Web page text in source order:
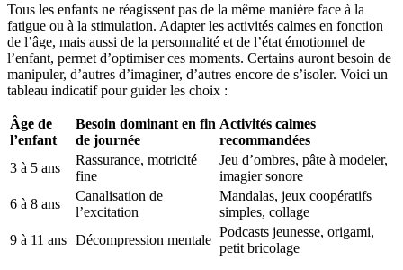
Tous les enfants ne réagissent pas de la même manière face à la
fatigue ou à la stimulation. Adapter les activités calmes en fonction
de l’âge, mais aussi de la personnalité et de l’état émotionnel de
l’enfant, permet d’optimiser ces moments. Certains auront besoin de
manipuler, d’autres d’imaginer, d’autres encore de s’isoler. Voici un
tableau indicatif pour guider les choix :
Âge de
l’enfant
Besoin dominant en fin
de journée
Activités calmes
recommandées
3 à 5 ans
Rassurance, motricité
fine
Jeu d’ombres, pâte à modeler,
imagier sonore
6 à 8 ans
Canalisation de
l’excitation
Mandalas, jeux coopératifs
simples, collage
9 à 11 ans Décompression mentale
Podcasts jeunesse, origami,
petit bricolage